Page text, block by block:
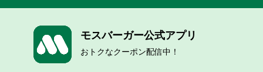
モスバーガー公式アプリ
おトクなクーポン配信中！